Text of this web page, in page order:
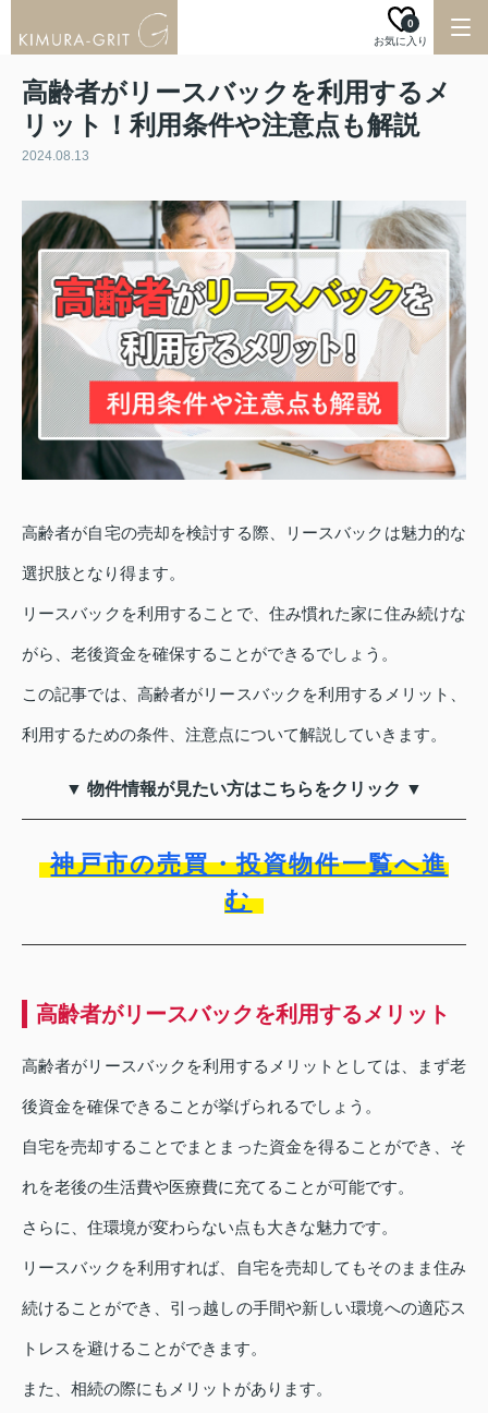
お気に入り
0
高齢者がリースバックを利用するメ
リット！利用条件や注意点も解説
2024.08.13
高齢者が自宅の売却を検討する際、リースバックは魅力的な
選択肢となり得ます。
リースバックを利用することで、住み慣れた家に住み続けな
がら、老後資金を確保することができるでしょう。
この記事では、高齢者がリースバックを利用するメリット、
利用するための条件、注意点について解説していきます。
▼ 物件情報が見たい方はこちらをクリック ▼
神戸市の売買・投資物件一覧へ進
む
高齢者がリースバックを利用するメリット
高齢者がリースバックを利用するメリットとしては、まず老
後資金を確保できることが挙げられるでしょう。
自宅を売却することでまとまった資金を得ることができ、そ
れを老後の生活費や医療費に充てることが可能です。
さらに、住環境が変わらない点も大きな魅力です。
リースバックを利用すれば、自宅を売却してもそのまま住み
続けることができ、引っ越しの手間や新しい環境への適応ス
トレスを避けることができます。
また、相続の際にもメリットがあります。